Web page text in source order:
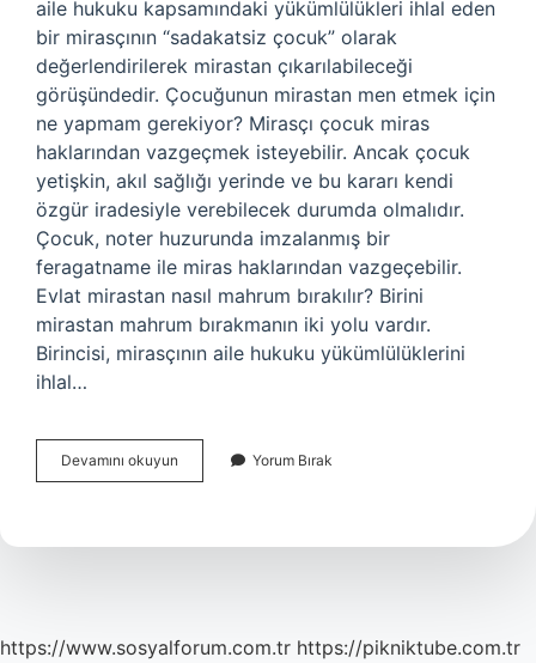
aile hukuku kapsamındaki yükümlülükleri ihlal eden
bir mirasçının “sadakatsiz çocuk” olarak
değerlendirilerek mirastan çıkarılabileceği
görüşündedir. Çocuğunun mirastan men etmek için
ne yapmam gerekiyor? Mirasçı çocuk miras
haklarından vazgeçmek isteyebilir. Ancak çocuk
yetişkin, akıl sağlığı yerinde ve bu kararı kendi
özgür iradesiyle verebilecek durumda olmalıdır.
Çocuk, noter huzurunda imzalanmış bir
feragatname ile miras haklarından vazgeçebilir.
Evlat mirastan nasıl mahrum bırakılır? Birini
mirastan mahrum bırakmanın iki yolu vardır.
Birincisi, mirasçının aile hukuku yükümlülüklerini
ihlal…
Devamını okuyun Annesine
Babasına
Miras
Yorum Bırak
https://www.sosyalforum.com.tr https://pikniktube.com.tr